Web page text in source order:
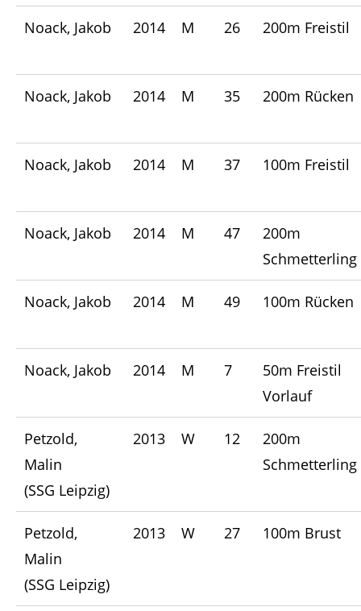
Noack, Jakob 2014 M 26 200m Freistil
Noack, Jakob 2014 M 35 200m Rücken
Noack, Jakob 2014 M 37 100m Freistil
Noack, Jakob 2014 M 47
200m
Schmetterling
Noack, Jakob 2014 M 49 100m Rücken
Noack, Jakob 2014 M 7
50m Freistil
Vorlauf
Petzold,
Malin
(SSG Leipzig)
2013 W 12
200m
Schmetterling
Petzold,
Malin
(SSG Leipzig)
2013 W 27 100m Brust